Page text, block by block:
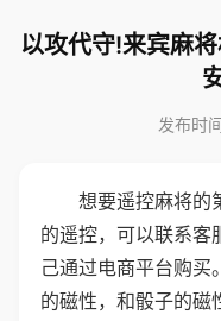
以攻代守!来宾麻
发布时
想要遥控麻将的
的遥控，可以联系客
己通过电商平台购买
的磁性，和骰子的磁